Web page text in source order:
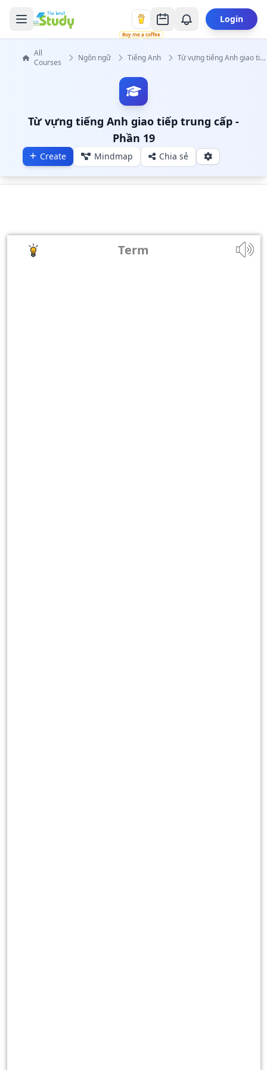
Buy me a coffee
Login
All
Courses
Ngôn ngữ Tiếng Anh Từ vựng tiếng Anh giao tiếp trung cấp
Từ vựng tiếng Anh giao tiếp trung cấp -
Phần 19
Create Mindmap Chia sẻ
Term